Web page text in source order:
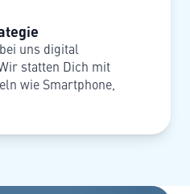
uns digital
statten Dich mit
wie Smartphone,